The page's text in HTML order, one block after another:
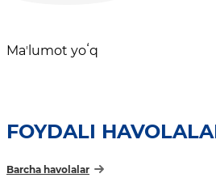
Maʼlumot yoʻq
FOYDALI
Barcha havolalar